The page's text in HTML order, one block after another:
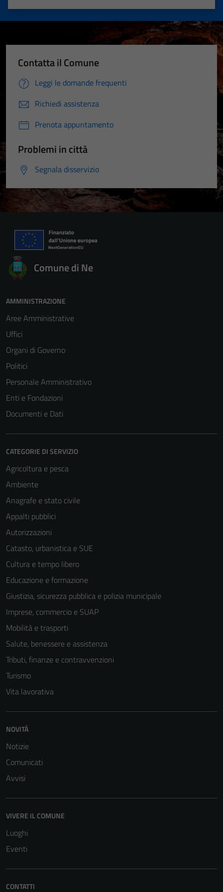
Valuta 5 stelle su 5
Valuta 4 stelle su 5
Valuta 3 stelle su 5
Valuta 2 stelle su 5
Valuta 1 stelle su 5
Contatta il Comune
Leggi le domande frequenti
Richiedi assistenza
Prenota appuntamento
Problemi in città
Segnala disservizio
Comune di Ne
AMMINISTRAZIONE
Aree Amministrative
Uffici
Organi di Governo
Politici
Personale Amministrativo
Enti e Fondazioni
Documenti e Dati
CATEGORIE DI SERVIZIO
Agricoltura e pesca
Ambiente
Anagrafe e stato civile
Appalti pubblici
Autorizzazioni
Catasto, urbanistica e SUE
Cultura e tempo libero
Educazione e formazione
Giustizia, sicurezza pubblica e polizia municipale
Imprese, commercio e SUAP
Mobilità e trasporti
Salute, benessere e assistenza
Tributi, finanze e contravvenzioni
Turismo
Vita lavorativa
NOVITÀ
Notizie
Comunicati
Avvisi
VIVERE IL COMUNE
Luoghi
Eventi
CONTATTI